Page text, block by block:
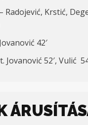
Radojević, Krstić,
42′
Jovanović 52′, Vulić